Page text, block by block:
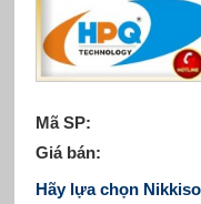
Mã SP:
Giá bán:
Hãy lựa chọn